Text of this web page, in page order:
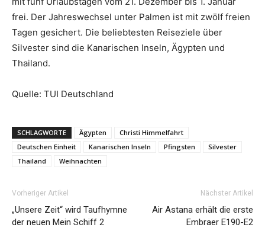
frei. Der Jahreswechsel unter Palmen ist mit zwölf freien
Tagen gesichert. Die beliebtesten Reiseziele über
Silvester sind die Kanarischen Inseln, Ägypten und
Thailand.
Quelle: TUI Deutschland
SCHLAGWORTE Ägypten
Christi Himmelfahrt
Deutschen Einheit
Kanarischen Inseln Pfingsten
Silvester
Thailand
Weihnachten
Vorheriger Artikel
„Unsere Zeit“ wird Taufhymne
der neuen Mein Schiff 2
Nächster Artikel
Air Astana erhält die erste
Embraer E190-E2